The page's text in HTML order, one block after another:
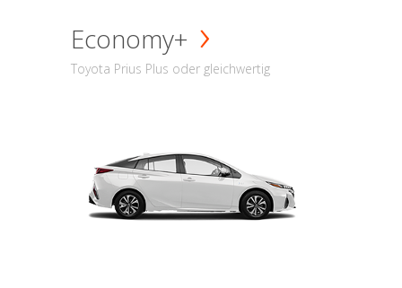
Economy+
Toyota Prius Plus oder gleichwertig